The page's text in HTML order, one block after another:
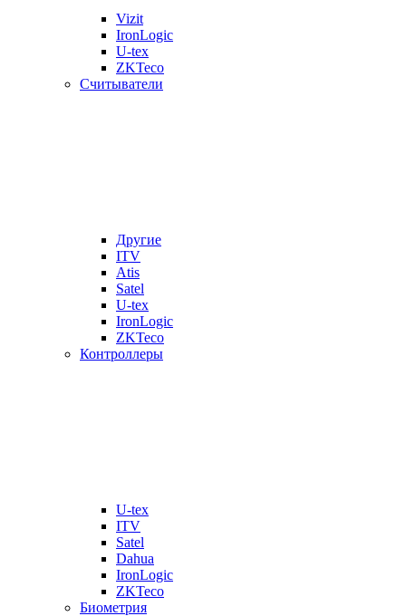
Vizit
IronLogic
U-tex
ZKTeco
Считыватели
Другие
ITV
Atis
Satel
U-tex
IronLogic
ZKTeco
Контроллеры
U-tex
ITV
Satel
Dahua
IronLogic
ZKTeco
Биометрия